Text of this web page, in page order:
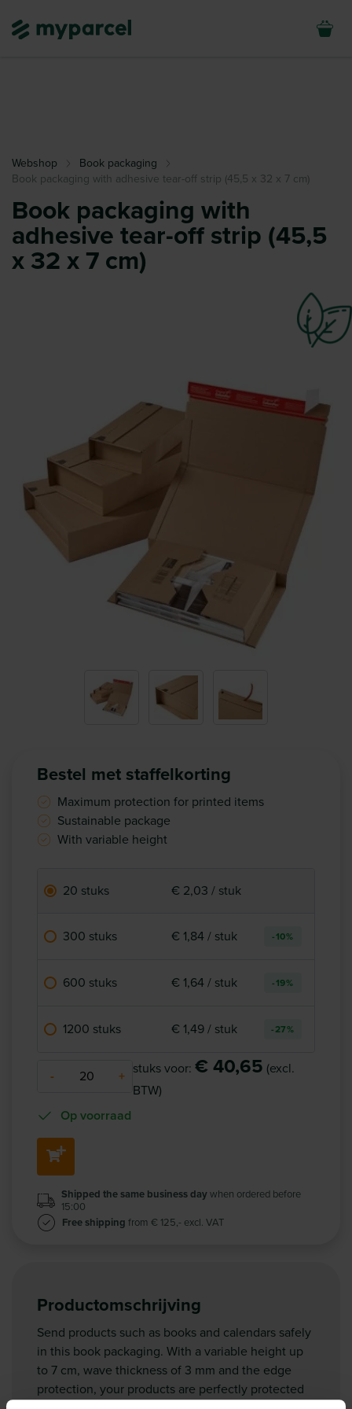
Webshop
Book packaging
Book packaging with adhesive tear-off strip (45,5 x 32 x 7 cm)
Book packaging with
adhesive tear-off strip (45,5
x 32 x 7 cm)
Bestel met staffelkorting
Maximum protection for printed items
Sustainable package
With variable height
20 stuks € 2,03 / stuk
300 stuks € 1,84 / stuk -10%
600 stuks € 1,64 / stuk -19%
1200 stuks € 1,49 / stuk -27%
- + stuks voor: € 40,65 (excl.
BTW)
Op voorraad
Shipped the same business daywhen ordered before
15:00
Free shipping from € 125,- excl. VAT
Productomschrijving
Send products such as books and calendars safely
in this book packaging. With a variable height up
to 7 cm, wave thickness of 3 mm and the edge
protection, your products are perfectly protected